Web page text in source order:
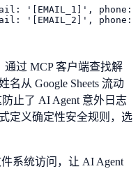
'[EMAIL_1]',
'[EMAIL_2]',
过 MCP 客户端查找解
从 Google Sheets 流动
止了 AI Agent 意外日志
定义确定性安全规则，选
系统访问，让 AI Agent